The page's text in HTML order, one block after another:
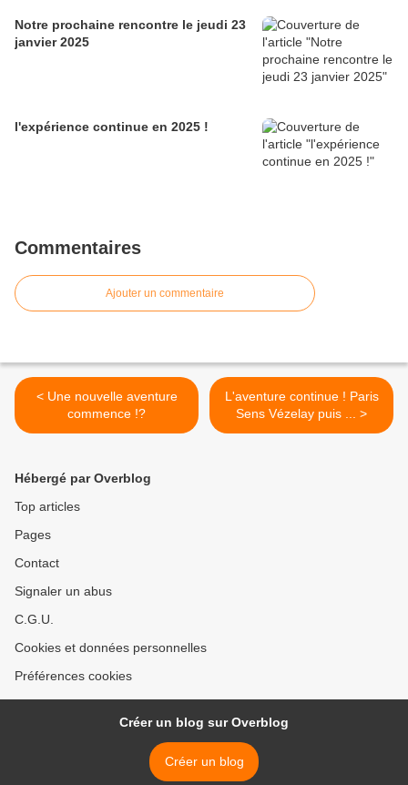
Notre prochaine rencontre le jeudi 23
janvier 2025
l'expérience continue en 2025 !
Commentaires
Ajouter un commentaire
< Une nouvelle aventure
commence !?
L'aventure continue ! Paris
Sens Vézelay puis ... >
Hébergé par Overblog
Top articles
Pages
Contact
Signaler un abus
C.G.U.
Cookies et données personnelles
Préférences cookies
Créer un blog sur Overblog
Créer un blog